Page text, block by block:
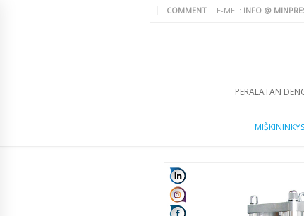
COMMENT E-MEL: INFO @
PERALATAN